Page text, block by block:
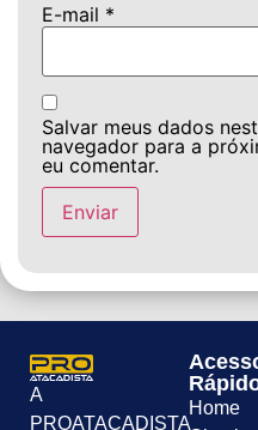
E-mail *
Salvar meus dados
navegador para a
eu comentar.
A
PROATACADISTA
Home